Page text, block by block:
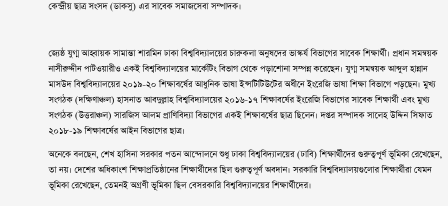
কেন্দ্রীয় ছাত্র সংসদ (ডাকসু) এর সাবেক সমাজসেবা সম্পাদক।
জ্যেষ্ঠ যুগ্ম আহ্বায়ক সামান্তা শারমিন ঢাকা বিশ্ববিদ্যালয়ের চারুকলা অনুষদের ভাস্কর্য বিভাগের সাবেক শিক্ষার্থী। প্রধান সমন্বয়ক
নাসীরুদ্দীন পাটওয়ারীও একই বিশ্ববিদ্যালয়ের মার্কেটিং বিভাগ থেকে পড়াশোনা সম্পন্ন করেছেন। যুগ্ম সমন্বয়ক আব্দুল হান্নান
মাসউদ বিশ্ববিদ্যালয়ের ২০১৯-২০ শিক্ষাবর্ষের আধুনিক ভাষা ইন্সটিটিউটের অধীনে ইংরেজি ভাষা শিক্ষা বিভাগে পড়ছেন। মুখ্য
সংগঠক (দক্ষিণাঞ্চল) হাসনাত আবদুল্লাহ বিশ্ববিদ্যালয়ের ২০১৬-১৭ শিক্ষাবর্ষের ইংরেজি বিভাগের সাবেক শিক্ষার্থী এবং মুখ্য
সংগঠক (উত্তরাঞ্চল) সারজিস আলম প্রাণিবিদ্যা বিভাগের একই শিক্ষাবর্ষের ছাত্র ছিলেন। দপ্তর সম্পাদক সালেহ উদ্দিন সিফাত
২০১৮-১৯ শিক্ষাবর্ষের আইন বিভাগের ছাত্র।
অনেকে বলছেন, শেখ হাসিনা সরকার পতন আন্দোলনে শুধু ঢাকা বিশ্ববিদ্যালয়ের (ঢাবি) শিক্ষার্থীদের গুরুত্বপূর্ণ ভূমিকা রেখেছেন,
তা নয়। দেশের অধিকাংশ শিক্ষাপ্রতিষ্ঠানের শিক্ষার্থীদের ছিল গুরুত্বপূর্ণ অবদান। সরকারি বিশ্ববিদ্যালয়গুলোর শিক্ষার্থীরা যেমন
ভূমিকা রেখেছেন, তেমনই অগ্রণী ভূমিকা ছিল বেসরকারি বিশ্ববিদ্যালয়ের শিক্ষার্থীদের।